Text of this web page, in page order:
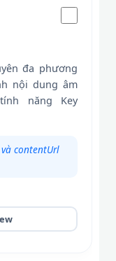
đa phương
nội dung âm
năng Key
contentUrl